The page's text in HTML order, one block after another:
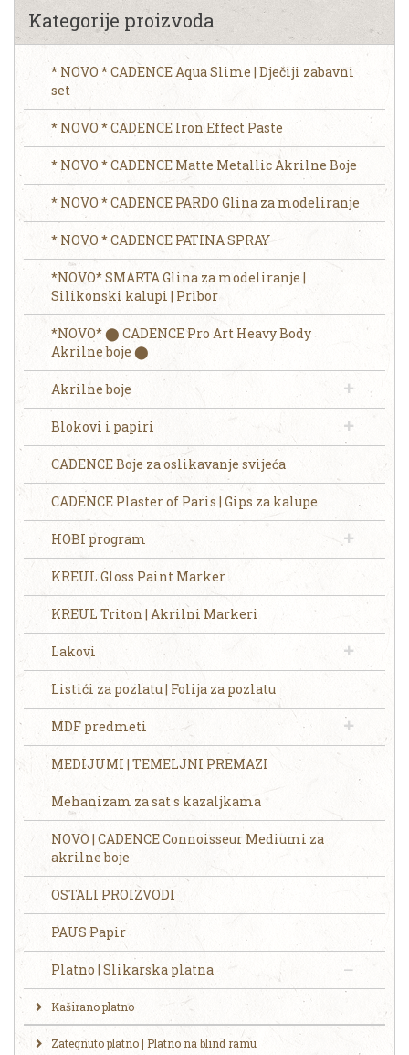
Kategorije proizvoda
* NOVO * CADENCE Aqua Slime | Dječiji zabavni
set
* NOVO * CADENCE Iron Effect Paste
* NOVO * CADENCE Matte Metallic Akrilne Boje
* NOVO * CADENCE PARDO Glina za modeliranje
* NOVO * CADENCE PATINA SPRAY
*NOVO* SMARTA Glina za modeliranje |
Silikonski kalupi | Pribor
*NOVO* ⬤ CADENCE Pro Art Heavy Body
Akrilne boje ⬤
Akrilne boje
Blokovi i papiri
CADENCE Boje za oslikavanje svijeća
CADENCE Plaster of Paris | Gips za kalupe
HOBI program
KREUL Gloss Paint Marker
KREUL Triton | Akrilni Markeri
Lakovi
Listići za pozlatu | Folija za pozlatu
MDF predmeti
MEDIJUMI | TEMELJNI PREMAZI
Mehanizam za sat s kazaljkama
NOVO | CADENCE Connoisseur Mediumi za
akrilne boje
OSTALI PROIZVODI
PAUS Papir
Platno | Slikarska platna
Kaširano platno
Zategnuto platno | Platno na blind ramu